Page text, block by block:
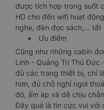
được tích hợp trong suốt
HD cho đến wifi hoạt
nghe, đèn đọc sách,…
Ưu điểm
Cũng như những cabin
Linh - Quảng Trị Thủ Đức
đủ các trang thiết bị, chỉ
hơn, đủ chỗ nghỉ ngơi
đó, ấm áp và dễ chịu
Đây quả là tin cực vui với